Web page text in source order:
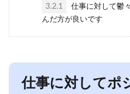
3.2.1
仕事に対して鬱
んだ方が良いです
仕事に対してポ